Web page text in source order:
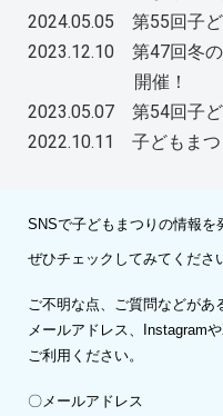
2024.05.05 第55回子ど
2023.12.10 第47回冬の
開催！
2023.05.07 第54回子ど
2022.10.11 子どもまつ
SNSで子どもまつりの情報を
ぜひチェックしてみてくださ
ご不明な点、ご質問などがあ
メールアドレス、Instagramや
ご利用ください。
〇メールアドレス